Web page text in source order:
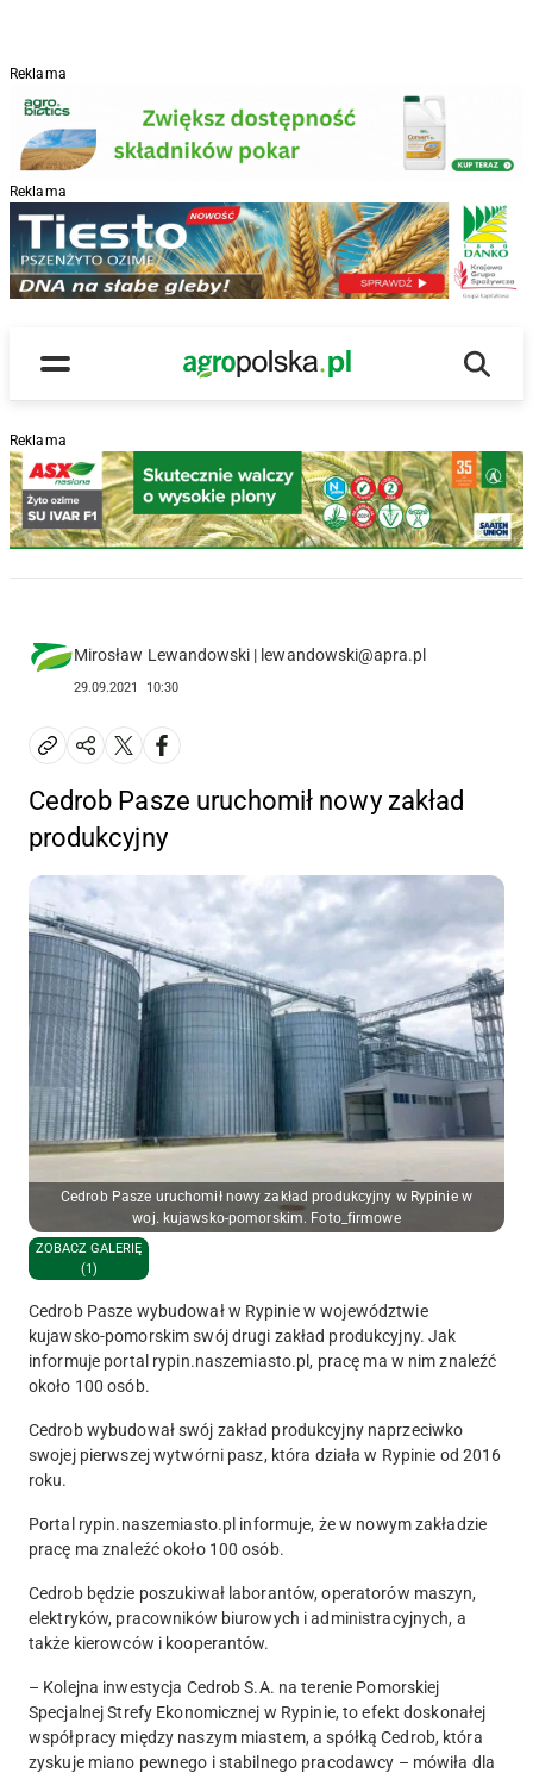
Reklama
Reklama
Menu
Main Logo
Reklama
Mirosław Lewandowski | lewandowski@apra.pl
29.09.2021 10:30
Cedrob Pasze uruchomił nowy zakład
produkcyjny
Cedrob Pasze uruchomił nowy zakład produkcyjny w Rypinie w
woj. kujawsko-pomorskim. Foto_firmowe
ZOBACZ GALERIĘ
(1)
Cedrob Pasze wybudował w Rypinie w województwie
kujawsko-pomorskim swój drugi zakład produkcyjny. Jak
informuje portal rypin.naszemiasto.pl, pracę ma w nim znaleźć
około 100 osób.
Cedrob wybudował swój zakład produkcyjny naprzeciwko
swojej pierwszej wytwórni pasz, która działa w Rypinie od 2016
roku.
Portal rypin.naszemiasto.pl informuje, że w nowym zakładzie
pracę ma znaleźć około 100 osób.
Cedrob będzie poszukiwał laborantów, operatorów maszyn,
elektryków, pracowników biurowych i administracyjnych, a
także kierowców i kooperantów.
– Kolejna inwestycja Cedrob S.A. na terenie Pomorskiej
Specjalnej Strefy Ekonomicznej w Rypinie, to efekt doskonałej
współpracy między naszym miastem, a spółką Cedrob, która
zyskuje miano pewnego i stabilnego pracodawcy – mówiła dla